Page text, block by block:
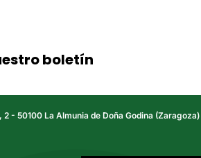
boletín
- 50100 La Almunia de Doña Godina (Zaragoza)